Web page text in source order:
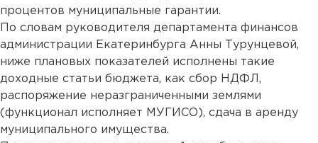
процентов муниципальные гарантии.
По словам руководителя департамента финансов
администрации Екатеринбурга Анны Турунцевой,
ниже плановых показателей исполнены такие
доходные статьи бюджета, как сбор НДФЛ,
распоряжение неразграниченными землями
(функционал исполняет МУГИСО), сдача в аренду
муниципального имущества.